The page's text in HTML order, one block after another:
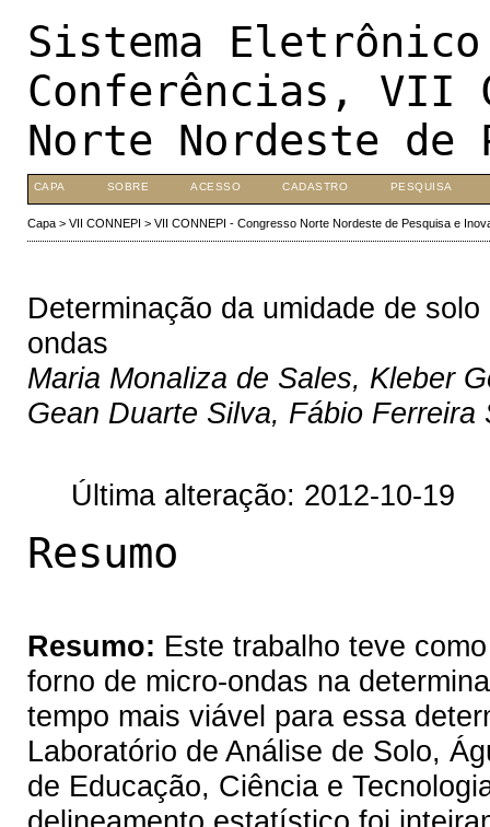
Sistema
Conferências, VII
Norte Nordeste de
CAPA SOBRE ACESSO CADASTRO PESQUISA
Capa> VII CONNEPI > VII CONNEPI - Congresso Norte Nordeste de Pesquisa e
Determinação da umidade de
ondas
Maria Monaliza de Sales, Kleber
Gean Duarte Silva, Fábio
Última alteração: 2012-10-19
Resumo
Resumo: Este trabalho teve
forno de micro-ondas na
tempo mais viável para essa
Laboratório de Análise de Solo,
de Educação, Ciência e